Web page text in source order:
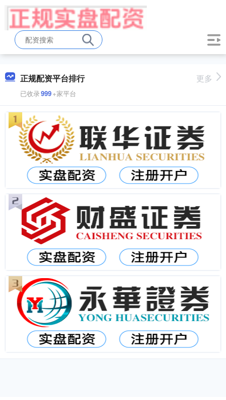
正规配资平台排行
已收录999+家平台
更多